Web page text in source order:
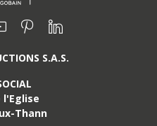
S.A.S.
l'Eglise
Thann